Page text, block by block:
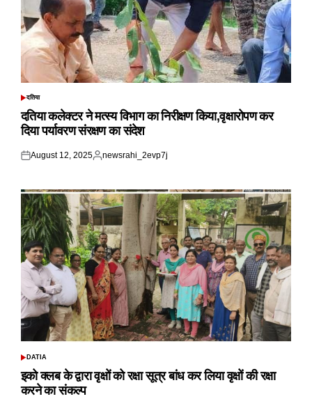
POSTED
दतिया
दतिया कलेक्टर ने मत्स्य विभाग का निरीक्षण किया,वृक्षारोपण कर
दिया पर्यावरण संरक्षण का संदेश
Posted
August 12, 2025
Posted
newsrahi_2evp7j
POSTED
DATIA
इको क्लब के द्वारा वृक्षों को रक्षा सूत्र बांध कर लिया वृक्षों की रक्षा
करने का संकल्प